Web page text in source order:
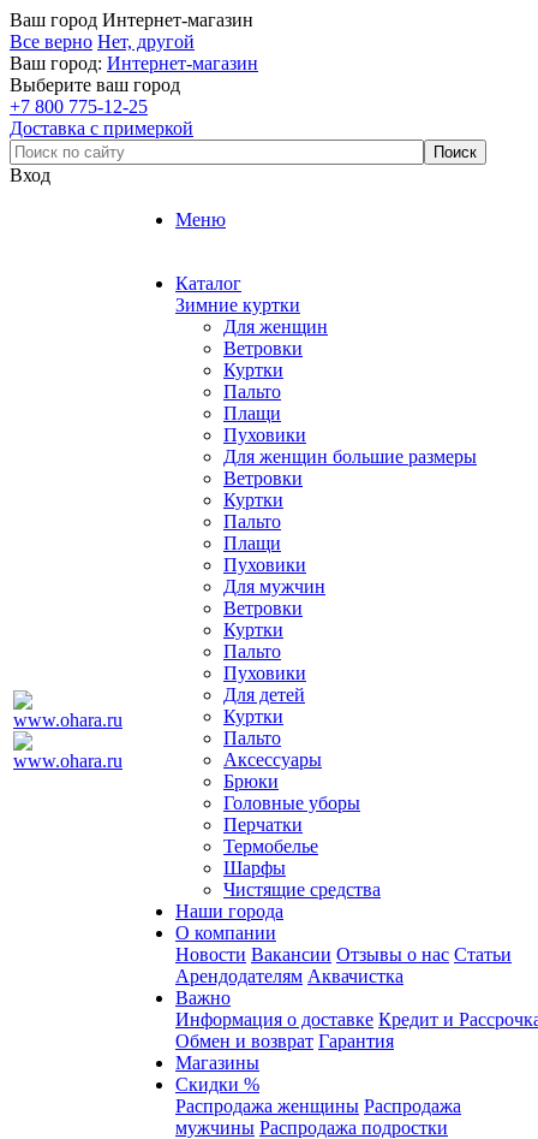
Ваш город Интернет-магазин
Все верно Нет, другой
Ваш город: Интернет-магазин
Выберите ваш город
+7 800 775-12-25
Доставка с примеркой
Вход
Меню
Каталог
Зимние куртки
Для женщин
Ветровки
Куртки
Пальто
Плащи
Пуховики
Для женщин большие размеры
Ветровки
Куртки
Пальто
Плащи
Пуховики
Для мужчин
Ветровки
Куртки
Пальто
Пуховики
Для детей
Куртки
Пальто
Аксессуары
Брюки
Головные уборы
Перчатки
Термобелье
Шарфы
Чистящие средства
Наши города
О компании
Новости Вакансии Отзывы о нас Статьи
Арендодателям Аквачистка
Важно
Информация о доставке Кредит и
Обмен и возврат Гарантия
Магазины
Скидки %
Распродажа женщины Распродажа
мужчины Распродажа подростки